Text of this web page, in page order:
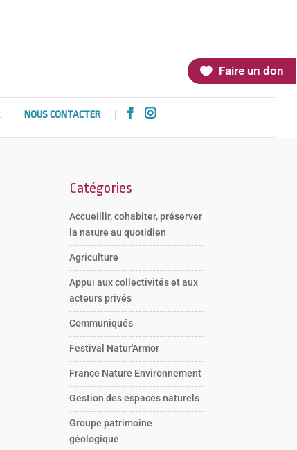
Faire un don
NOUS CONTACTER  
Catégories
Accueillir, cohabiter, préserver
la nature au quotidien
Agriculture
Appui aux collectivités et aux
acteurs privés
Communiqués
Festival Natur'Armor
France Nature Environnement
Gestion des espaces naturels
Groupe patrimoine
géologique